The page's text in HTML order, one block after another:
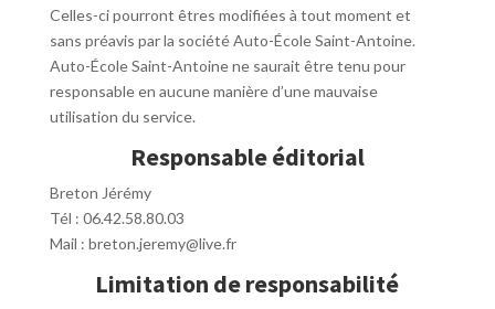
Celles-ci pourront êtres modifiées à tout moment et
sans préavis par la société Auto-École Saint-Antoine.
Auto-École Saint-Antoine ne saurait être tenu pour
responsable en aucune manière d’une mauvaise
utilisation du service.
Responsable éditorial
Breton Jérémy
Tél : 06.42.58.80.03
Mail : breton.jeremy@live.fr
Limitation de responsabilité